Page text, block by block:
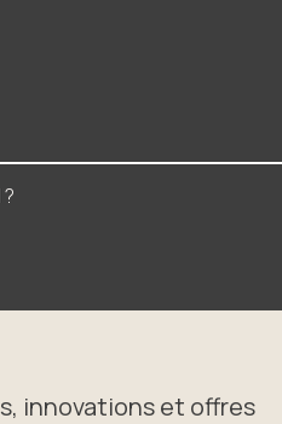
innovations et offres